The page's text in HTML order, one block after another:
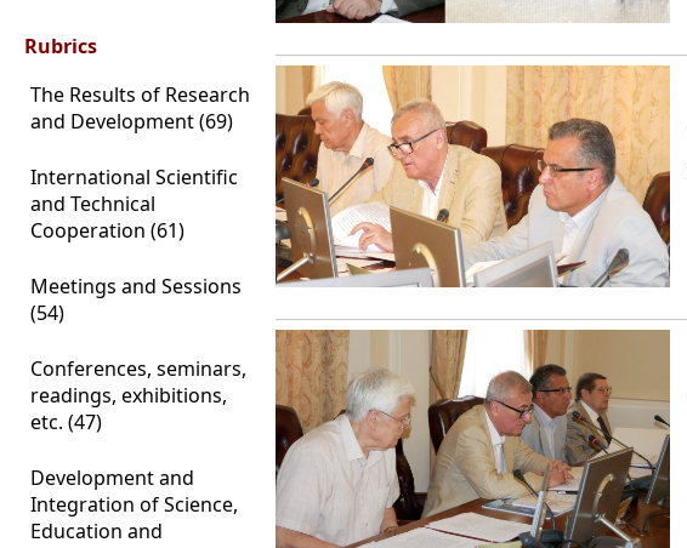
Rubrics
The Results of Research
and Development (69)
International Scientific
and Technical
Cooperation (61)
Meetings and Sessions
(54)
Conferences, seminars,
readings, exhibitions,
etc. (47)
Development and
Integration of Science,
Education and